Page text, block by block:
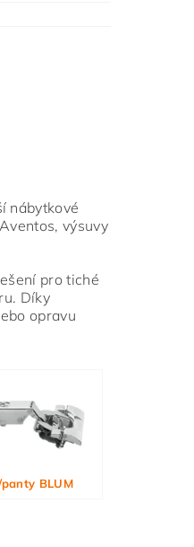
nábytkové
výsuvy
pro tiché
Díky
opravu
BLUM